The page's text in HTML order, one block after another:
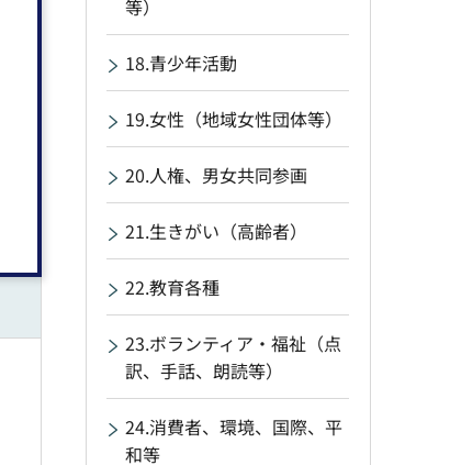
等）
18.青少年活動
19.女性（地域女性団体等）
20.人権、男女共同参画
21.生きがい（高齢者）
22.教育各種
23.ボランティア・福祉（点
訳、手話、朗読等）
24.消費者、環境、国際、平
和等